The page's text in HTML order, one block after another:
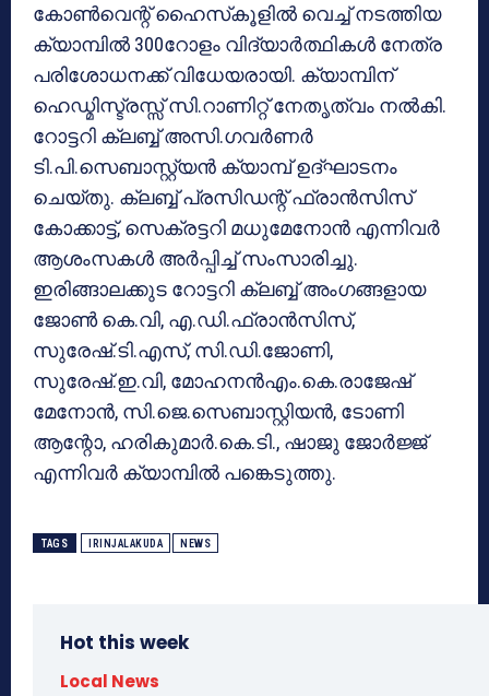
കോണ്‍വെന്റ് ഹൈസ്‌കൂളില്‍ വെച്ച് നടത്തിയ
ക്യാമ്പില്‍ 300റോളം വിദ്യാര്‍ത്ഥികള്‍ നേത്ര
പരിശോധനക്ക് വിധേയരായി. ക്യാമ്പിന്
ഹെഡ്മിസ്ട്രസ്സ് സി.റാണിറ്റ് നേതൃത്വം നല്‍കി.
റോട്ടറി ക്ലബ്ബ് അസി.ഗവര്‍ണര്‍
ടി.പി.സെബാസ്റ്റ്യന്‍ ക്യാമ്പ് ഉദ്ഘാടനം
ചെയ്തു. ക്ലബ്ബ് പ്രസിഡന്റ് ഫ്രാന്‍സിസ്
കോക്കാട്ട്, സെക്രട്ടറി മധുമേനോന്‍ എന്നിവര്‍
ആശംസകള്‍ അര്‍പ്പിച്ച് സംസാരിച്ചു.
ഇരിങ്ങാലക്കുട റോട്ടറി ക്ലബ്ബ് അംഗങ്ങളായ
ജോണ്‍ കെ.വി, എ.ഡി.ഫ്രാന്‍സിസ്,
സുരേഷ്.ടി.എസ്, സി.ഡി.ജോണി,
സുരേഷ്.ഇ.വി, മോഹനന്‍എം.കെ.രാജേഷ്
മേനോന്‍, സി.ജെ.സെബാസ്റ്റിയന്‍, ടോണി
ആന്റോ, ഹരികുമാര്‍.കെ.ടി., ഷാജു ജോര്‍ജ്ജ്
എന്നിവര്‍ ക്യാമ്പില്‍ പങ്കെടുത്തു.
TAGS IRINJALAKUDA NEWS
Hot this week
Local News